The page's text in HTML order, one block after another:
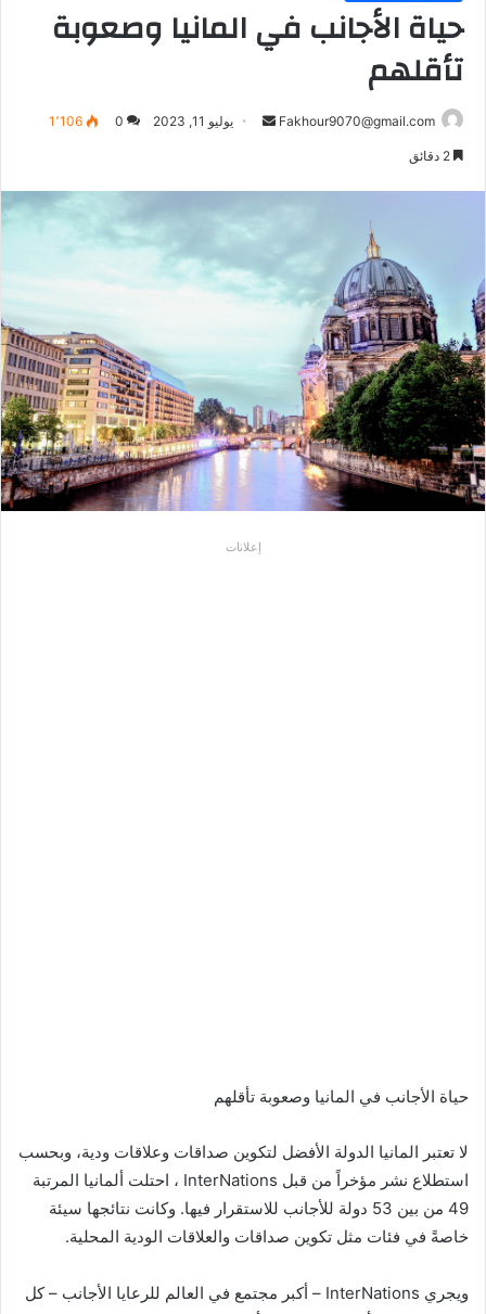
حياة الأجانب في المانيا وصعوبة
تأقلهم
Fakhour9070@gmail.com
أرسل يوليو 11, 2023 0 1٬106
إعلانات
حياة الأجانب في المانيا وصعوبة تأقلهم
لا تعتبر المانيا الدولة الأفضل لتكوين صداقات وعلاقات ودية، وبحسب
استطلاع نشر مؤخراً من قبل InterNations ، احتلت ألمانيا المرتبة
49 من بين 53 دولة للأجانب للاستقرار فيها. وكانت نتائجها سيئة
خاصةً في فئات مثل تكوين صداقات والعلاقات الودية المحلية.
ويجري InterNations – أكبر مجتمع في العالم للرعايا الأجانب – كل